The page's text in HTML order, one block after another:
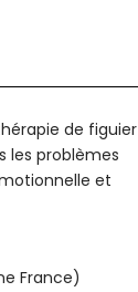
de figuier
les problèmes
et
France)